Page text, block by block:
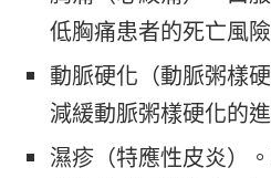
低胸痛患者的死亡風
動脈硬化（動脈粥樣
減緩動脈粥樣硬化的
濕疹（特應性皮炎）